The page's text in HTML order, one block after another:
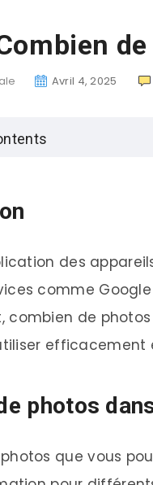
Avril 4, 2025
calculer
le contexte des
influençant le
et qualité
des
comme
combien de
efficacement
photos
que vous